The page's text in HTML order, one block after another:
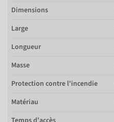
Dimensions
Large
Longueur
Masse
Protection contre l'incendie
Matériau